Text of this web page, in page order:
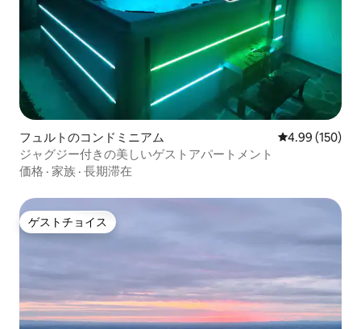
フュルトのコンドミニアム レビュー150
4.99 (150)
ジャグジー付きの美しいゲストアパートメント
価格 · 家族 · 長期滞在
ゲストチョイス
ゲストチョイス